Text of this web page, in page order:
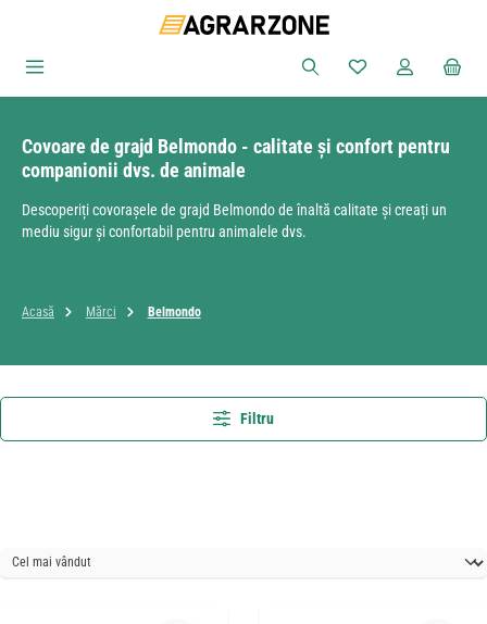
Sari la conținutul principal
Aveți 0 articole
Covoare de grajd Belmondo - calitate și confort pentru
companionii dvs. de animale
Descoperiți covorașele de grajd Belmondo de înaltă calitate și creați un
mediu sigur și confortabil pentru animalele dvs.
Acasă Mărci Belmondo
Filtru